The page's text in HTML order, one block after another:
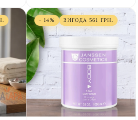
- 14% ВИГОДА 561 ГРН.